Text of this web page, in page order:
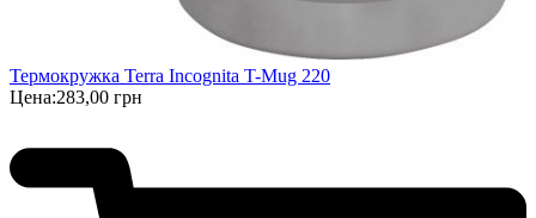
Термокружка Terra Incognita T-Mug 220
Цена:283,00 грн